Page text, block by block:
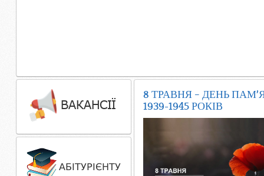
8 ТРАВНЯ – ДЕНЬ
1939-1945 РОКІВ